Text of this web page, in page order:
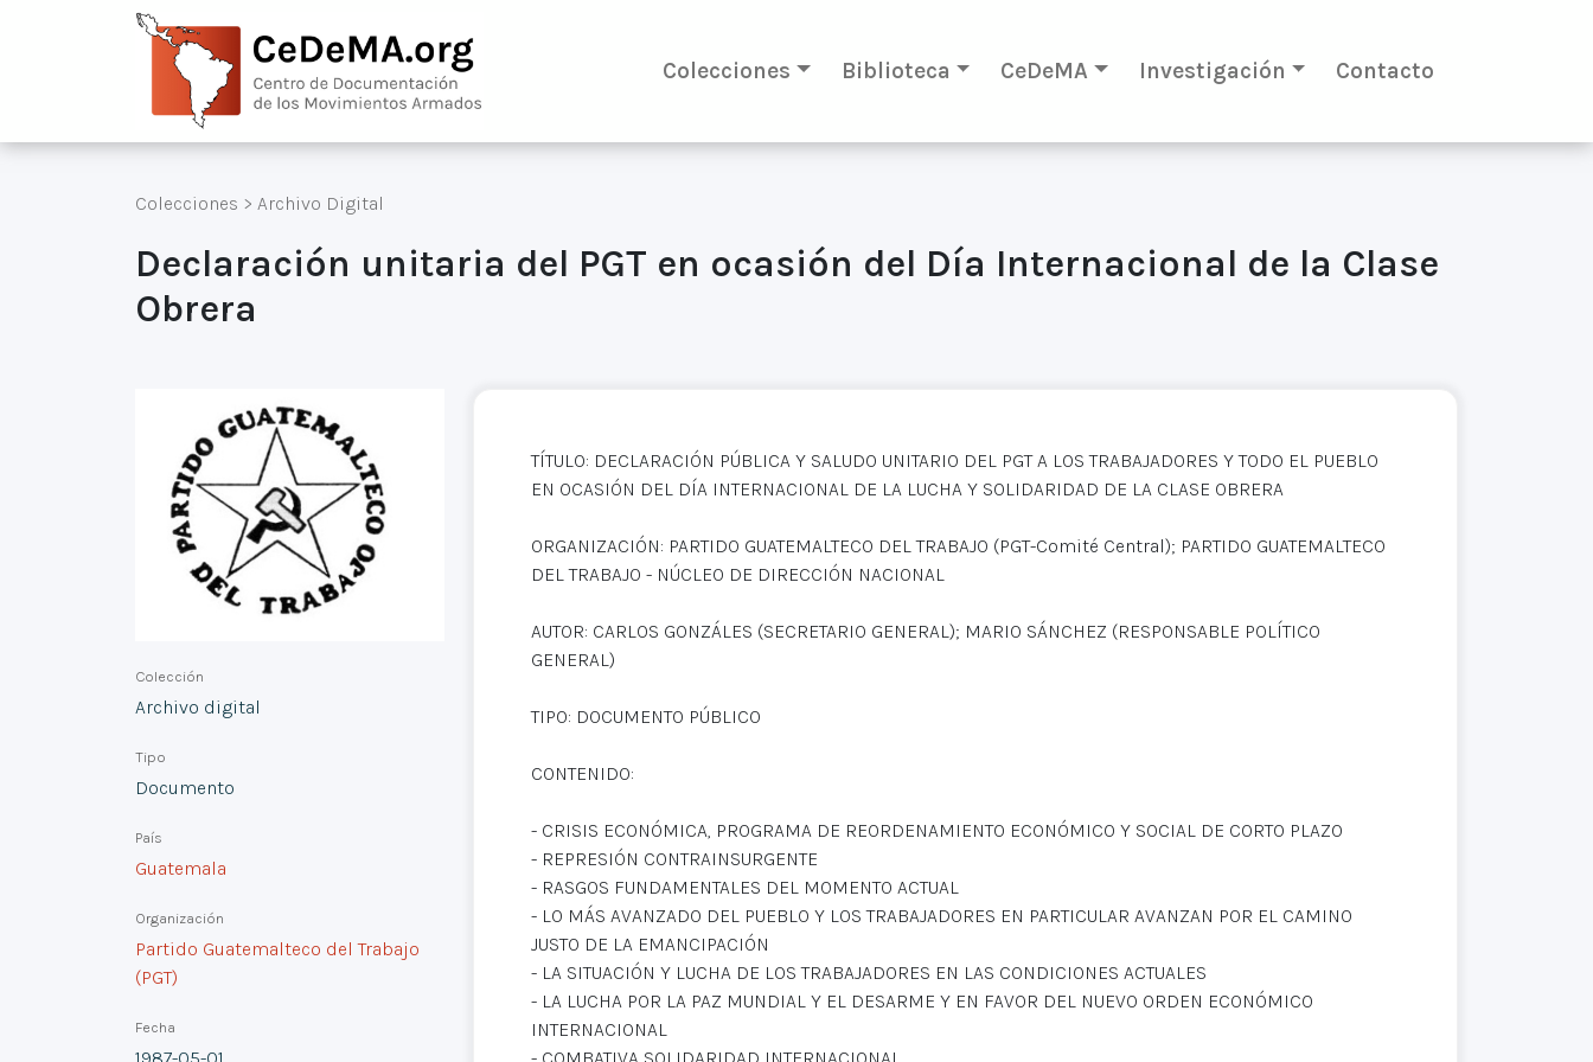
Colecciones Biblioteca CeDeMA Investigación Contacto
Colecciones > Archivo Digital
Declaración unitaria del PGT en ocasión del Día Internacional de la Clase
Obrera
Colección
Archivo digital
Tipo
Documento
País
Guatemala
Organización
Partido Guatemalteco del Trabajo
(PGT)
Fecha
TÍTULO: DECLARACIÓN PÚBLICA Y SALUDO UNITARIO DEL PGT A LOS TRABAJADORES Y TODO EL PUEBLO
EN OCASIÓN DEL DÍA INTERNACIONAL DE LA LUCHA Y SOLIDARIDAD DE LA CLASE OBRERA
ORGANIZACIÓN: PARTIDO GUATEMALTECO DEL TRABAJO (PGT-Comité Central); PARTIDO GUATEMALTECO
DEL TRABAJO - NÚCLEO DE DIRECCIÓN NACIONAL
AUTOR: CARLOS GONZÁLES (SECRETARIO GENERAL); MARIO SÁNCHEZ (RESPONSABLE POLÍTICO
GENERAL)
TIPO: DOCUMENTO PÚBLICO
CONTENIDO:
- CRISIS ECONÓMICA, PROGRAMA DE REORDENAMIENTO ECONÓMICO Y SOCIAL DE CORTO PLAZO
- REPRESIÓN CONTRAINSURGENTE
- RASGOS FUNDAMENTALES DEL MOMENTO ACTUAL
- LO MÁS AVANZADO DEL PUEBLO Y LOS TRABAJADORES EN PARTICULAR AVANZAN POR EL CAMINO
JUSTO DE LA EMANCIPACIÓN
- LA SITUACIÓN Y LUCHA DE LOS TRABAJADORES EN LAS CONDICIONES ACTUALES
- LA LUCHA POR LA PAZ MUNDIAL Y EL DESARME Y EN FAVOR DEL NUEVO ORDEN ECONÓMICO
INTERNACIONAL